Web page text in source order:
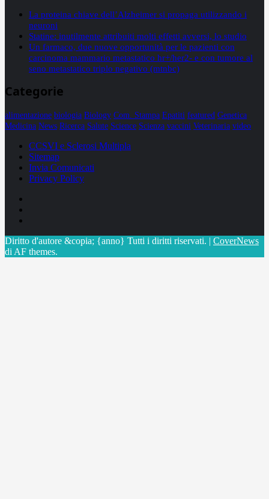
La proteina chiave dell’Alzheimer si propaga utilizzando i
neuroni
Statine: inutilmente attribuiti molti effetti avversi, lo studio
Un farmaco, due nuove opportunità per le pazienti con
carcinoma mammario metastatico hr+/her2- e con tumore al
seno metastatico triplo negativo (mtnbc)
Categorie
alimentazione biologia Biology Com. Stampa Epatiti featured Genetica
Medicina News Ricerca Salute Science Scienza vaccini Veterinaria video
CCSVI e Sclerosi Multipla
Sitemap
Invia Comunicati
Privacy Policy
Diritto d'autore &copia; {anno} Tutti i diritti riservati. | CoverNews
di AF themes.